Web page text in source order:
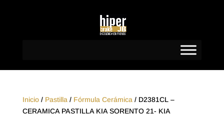
Inicio/ Pastilla / Fórmula Cerámica / D2381CL –
CERAMICA PASTILLA KIA SORENTO 21- KIA